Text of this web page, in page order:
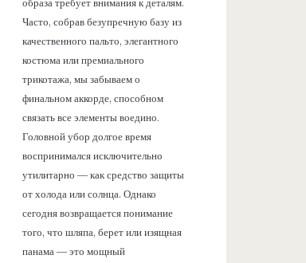
образа требует внимания к деталям.
Часто, собрав безупречную базу из
качественного пальто, элегантного
костюма или премиального
трикотажа, мы забываем о
финальном аккорде, способном
связать все элементы воедино.
Головной убор долгое время
воспринимался исключительно
утилитарно — как средство защиты
от холода или солнца. Однако
сегодня возвращается понимание
того, что шляпа, берет или изящная
панама — это мощный